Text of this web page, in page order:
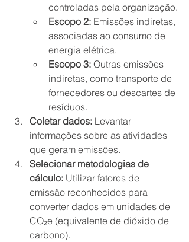
controladas pela organização.
Escopo 2: Emissões indiretas,
associadas ao consumo de
energia elétrica.
Escopo 3: Outras emissões
indiretas, como transporte de
fornecedores ou descartes de
resíduos.
Coletar dados: Levantar
informações sobre as atividades
que geram emissões.
Selecionar metodologias de
cálculo: Utilizar fatores de
emissão reconhecidos para
converter dados em unidades de
CO₂e (equivalente de dióxido de
carbono).